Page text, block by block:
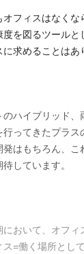
フィスはなくな
度を図るツール
求めることはあ
のハイブリッド
行ってきたプラ
発はもちろん、こ
しています。
において、オフ
ス=働く場所とし